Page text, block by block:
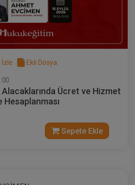
Kongresi - Tüm
Oturum)
Enstitüsü
İzle Ekli Dosya
Ücret ve Hizmet
Hesaplanması
Sepete Ekle